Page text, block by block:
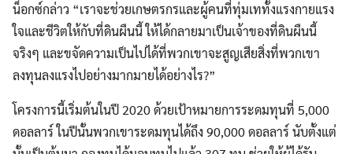
Search
for:
Search
น็อกซ์กล่าว “เราจะช่วยเกษตรกรและผู้คนที่ทุ่มเททั้งแรงกายแรง
ใจและชีวิตให้กับที่ดินผืนนี้ ให้ได้กลายมาเป็นเจ้าของที่ดินผืนนี้
จริงๆ และขจัดความเป็นไปได้ที่พวกเขาจะสูญเสียสิ่งที่พวกเขา
ลงทุนลงแรงไปอย่างมากมายได้อย่างไร?”
โครงการนี้เริ่มต้นในปี 2020 ด้วยเป้าหมายการระดมทุนที่ 5,000
ดอลลาร์ ในปีนั้นพวกเขาระดมทุนได้ถึง 90,000 ดอลลาร์ นับตั้งแต่